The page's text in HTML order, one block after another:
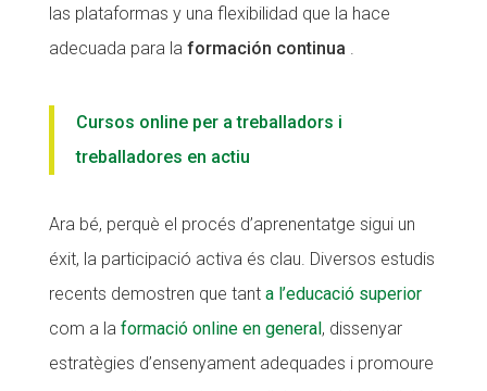
las plataformas y una flexibilidad que la hace
adecuada para la formación continua .
Cursos online per a treballadors i
treballadores en actiu
Ara bé, perquè el procés d’aprenentatge sigui un
éxit, la participació activa és clau. Diversos estudis
recents demostren que tant a l’educació superior
com a la formació online en general, dissenyar
estratègies d’ensenyament adequades i promoure
ACTUALITAT
Butlletins
Diari de la Fundació
Fundesplai als mitjans
Xarxes socials
COL·LABORA
Fes voluntariat
ACTUALITAT
Butlletins
Diari de la Fundació
Fundesplai als mitjans
Xarxes socials
COL·LABORA
Fes voluntariat